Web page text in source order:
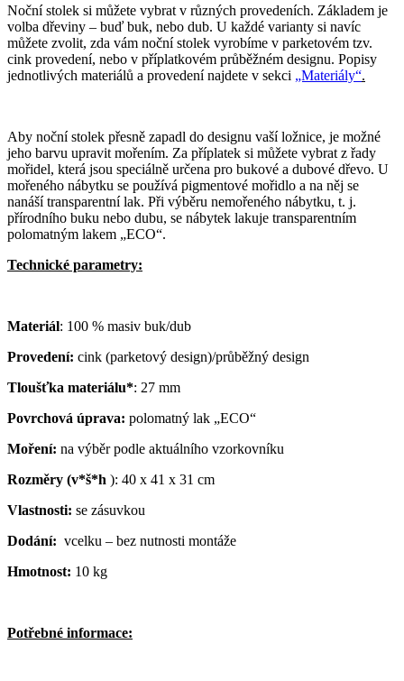
Noční stolek si můžete vybrat v různých provedeních. Základem je
volba dřeviny – buď buk, nebo dub. U každé varianty si navíc
můžete zvolit, zda vám noční stolek vyrobíme v parketovém tzv.
cink provedení, nebo v příplatkovém průběžném designu. Popisy
jednotlivých materiálů a provedení najdete v sekci „Materiály“.
Aby noční stolek přesně zapadl do designu vaší ložnice, je možné
jeho barvu upravit mořením. Za příplatek si můžete vybrat z řady
mořidel, která jsou speciálně určena pro bukové a dubové dřevo. U
mořeného nábytku se používá pigmentové mořidlo a na něj se
nanáší transparentní lak. Při výběru nemořeného nábytku, t. j.
přírodního buku nebo dubu, se nábytek lakuje transparentním
polomatným lakem „ECO“.
Technické parametry:
Materiál: 100 % masiv buk/dub
Provedení: cink (parketový design)/průběžný design
Tloušťka materiálu*: 27 mm
Povrchová úprava: polomatný lak „ECO“
Moření: na výběr podle aktuálního vzorkovníku
Rozměry (v*š*h ): 40 x 41 x 31 cm
Vlastnosti: se zásuvkou
Dodání: vcelku – bez nutnosti montáže
Hmotnost: 10 kg
Potřebné informace: